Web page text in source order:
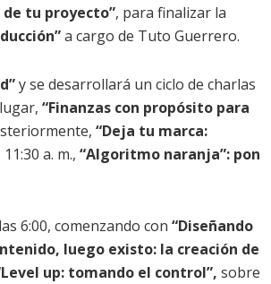
tu proyecto”, para finalizar la
a cargo de Tuto Guerrero.
y se desarrollará un ciclo de charlas
“Finanzas con propósito para
“Deja tu marca:
a. m., “Algoritmo naranja”: pon
6:00, comenzando con “Diseñando
luego existo: la creación de
up: tomando el control”, sobre